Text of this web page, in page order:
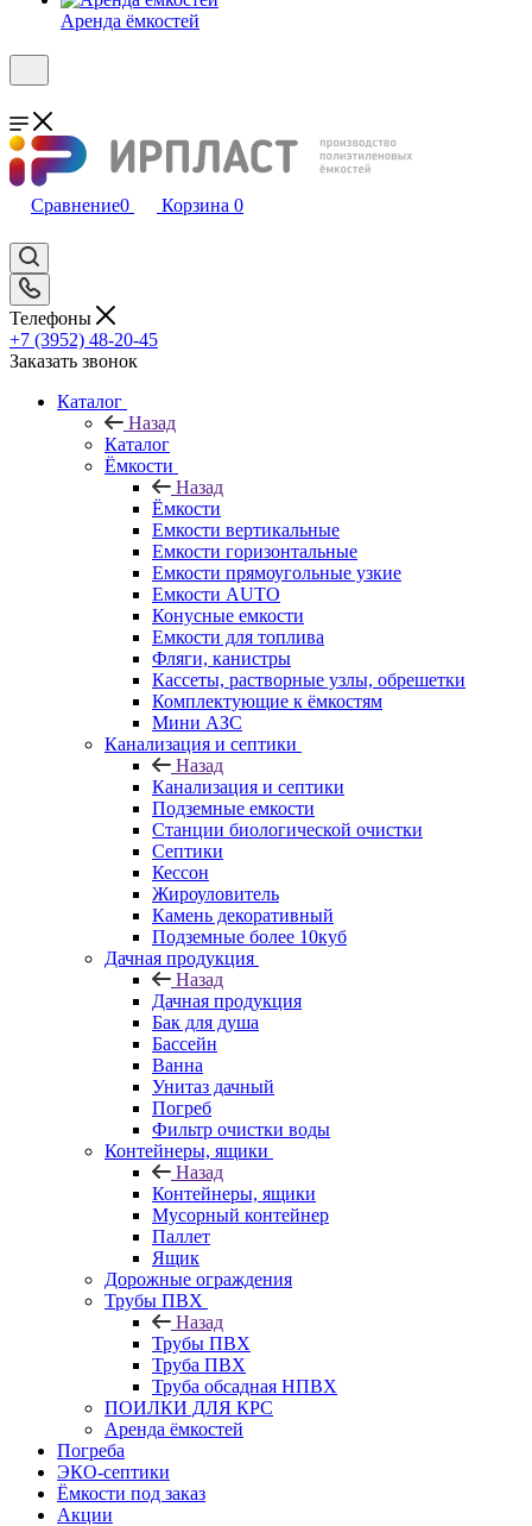
Аренда ёмкостей
Сравнение0 Корзина 0
Телефоны
+7 (3952) 48-20-45
Заказать звонок
Каталог
Назад
Каталог
Ёмкости
Назад
Ёмкости
Емкости вертикальные
Емкости горизонтальные
Емкости прямоугольные узкие
Емкости АUТО
Конусные емкости
Емкости для топлива
Фляги, канистры
Кассеты, растворные узлы, обрешетки
Комплектующие к ёмкостям
Мини АЗС
Канализация и септики
Назад
Канализация и септики
Подземные емкости
Станции биологической очистки
Септики
Кессон
Жироуловитель
Камень декоративный
Подземные более 10куб
Дачная продукция
Назад
Дачная продукция
Бак для душа
Бассейн
Ванна
Унитаз дачный
Погреб
Фильтр очистки воды
Контейнеры, ящики
Назад
Контейнеры, ящики
Мусорный контейнер
Паллет
Ящик
Дорожные ограждения
Трубы ПВХ
Назад
Трубы ПВХ
Труба ПВХ
Труба обсадная НПВХ
ПОИЛКИ ДЛЯ КРС
Аренда ёмкостей
Погреба
ЭКО-септики
Ёмкости под заказ
Акции